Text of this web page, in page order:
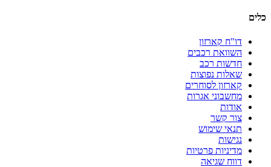
כלים
דו"ח קארזון
השוואת רכבים
חדשות רכב
שאלות נפוצות
קארזון לסוחרים
מחשבוני אגרות
אודות
צור קשר
תנאי שימוש
נגישות
מדיניות פרטיות
דווח שגיאה